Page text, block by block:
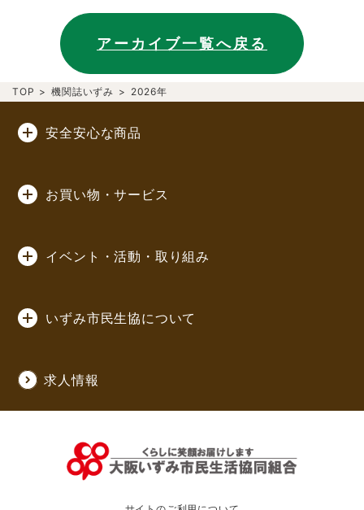
TOP > 機関誌いずみ > 2026年
アーカイブ一覧へ戻る
安全安心な商品
お買い物・サービス
イベント・活動・取り組み
いずみ市民生協について
求人情報